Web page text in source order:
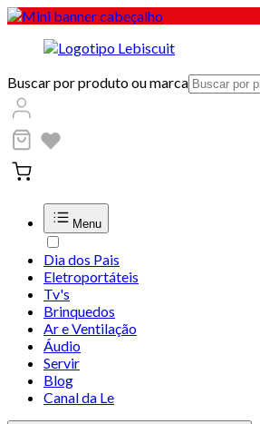
Buscar por produto ou marca
Menu
Dia dos Pais
Eletroportáteis
Tv's
Brinquedos
Ar e Ventilação
Áudio
Servir
Blog
Canal da Le